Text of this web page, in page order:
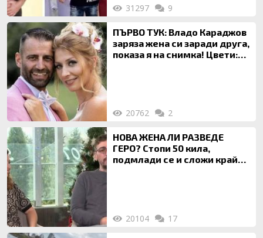
31297 9
ПЪРВО ТУК: Владо Караджов
заряза жена си заради друга,
показа я на снимка! Цвети:
20762 2
НОВА ЖЕНА ЛИ РАЗВЕДЕ
ГЕРО? Стопи 50 кила,
подмлади се и сложи край
20104 17